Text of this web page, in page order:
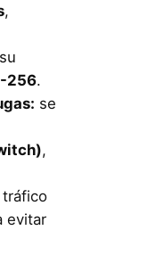
,
256.
se
,
evitar